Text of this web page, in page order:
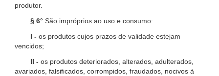
produtor.
§ 6° São impróprios ao uso e consumo:
I - os produtos cujos prazos de validade estejam
vencidos;
II - os produtos deteriorados, alterados, adulterados,
avariados, falsificados, corrompidos, fraudados, nocivos à